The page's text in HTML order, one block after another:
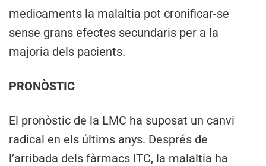
medicaments la malaltia pot cronificar-se
sense grans efectes secundaris per a la
majoria dels pacients.
PRONÒSTIC
El pronòstic de la LMC ha suposat un canvi
radical en els últims anys. Després de
l’arribada dels fàrmacs ITC, la malaltia ha